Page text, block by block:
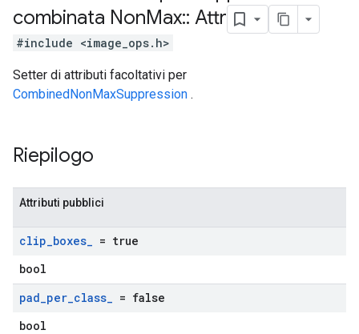
combinata NonMax:: Attr
#include <image_ops.h>
Setter di attributi facoltativi per
CombinedNonMaxSuppression .
Riepilogo
Attributi pubblici
clip_boxes_ = true
bool
pad_per_class_ = false
bool